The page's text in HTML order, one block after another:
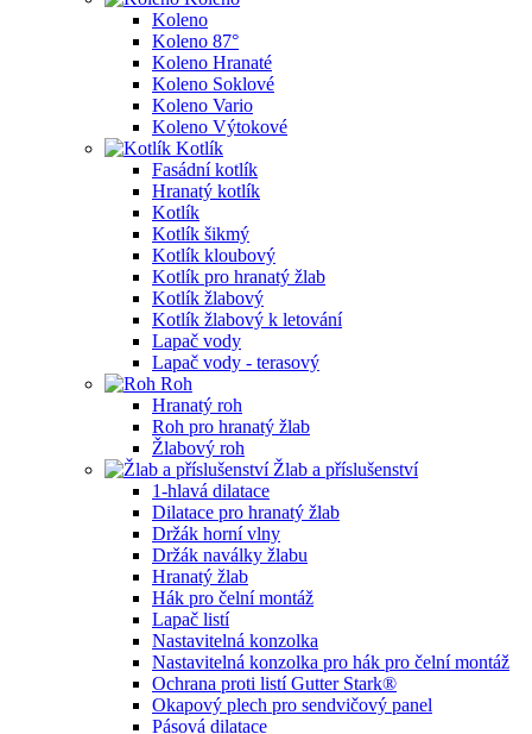
Koleno
Koleno 87°
Koleno Hranaté
Koleno Soklové
Koleno Vario
Koleno Výtokové
Kotlík
Fasádní kotlík
Hranatý kotlík
Kotlík
Kotlík šikmý
Kotlík kloubový
Kotlík pro hranatý žlab
Kotlík žlabový
Kotlík žlabový k letování
Lapač vody
Lapač vody - terasový
Roh
Hranatý roh
Roh pro hranatý žlab
Žlabový roh
Žlab a příslušenství
1-hlavá dilatace
Dilatace pro hranatý žlab
Držák horní vlny
Držák naválky žlabu
Hranatý žlab
Hák pro čelní montáž
Lapač listí
Nastavitelná konzolka
Nastavitelná konzolka pro hák pro čelní montáž
Ochrana proti listí Gutter Stark®
Okapový plech pro sendvičový panel
Pásová dilatace